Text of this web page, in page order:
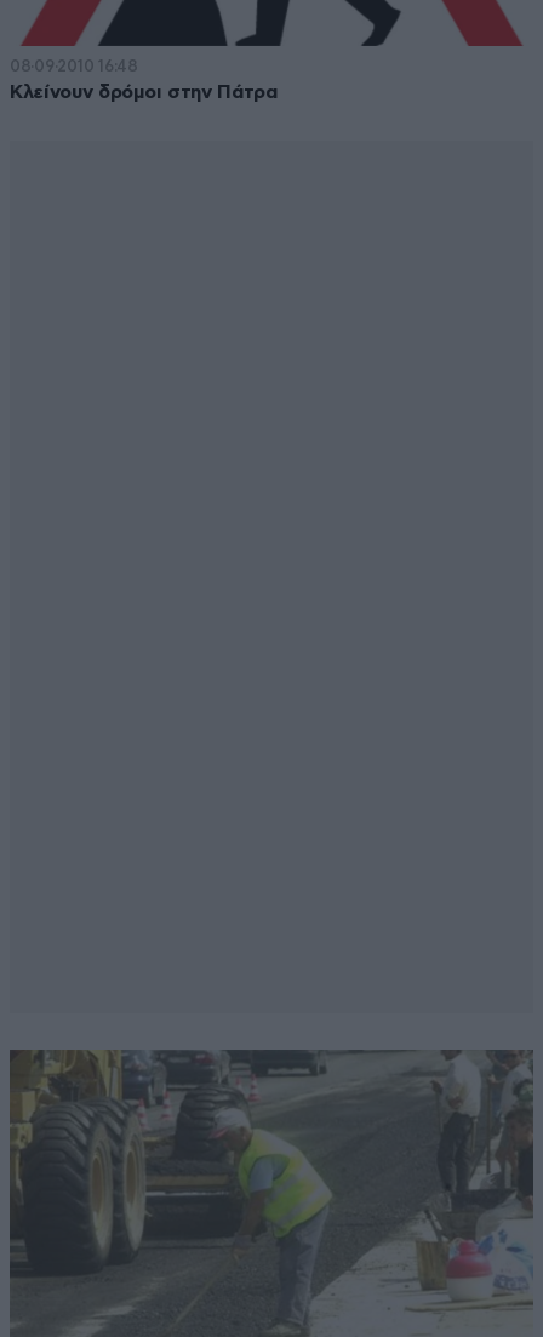
08·09·2010 16:48
Κλείνουν δρόμοι στην Πάτρα